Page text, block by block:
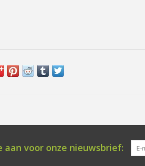
aan voor onze nieuwsbrief: